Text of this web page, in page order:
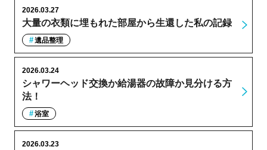
大量の衣類に埋もれた部屋から生還した私の記録
2026.03.27
遺品整理
シャワーヘッド交換か給湯器の故障か見分ける方
法！
2026.03.24
浴室
2026.03.23